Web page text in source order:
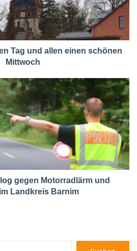
Tag und allen einen schönen
Mittwoch
gegen Motorradlärm und
Landkreis Barnim